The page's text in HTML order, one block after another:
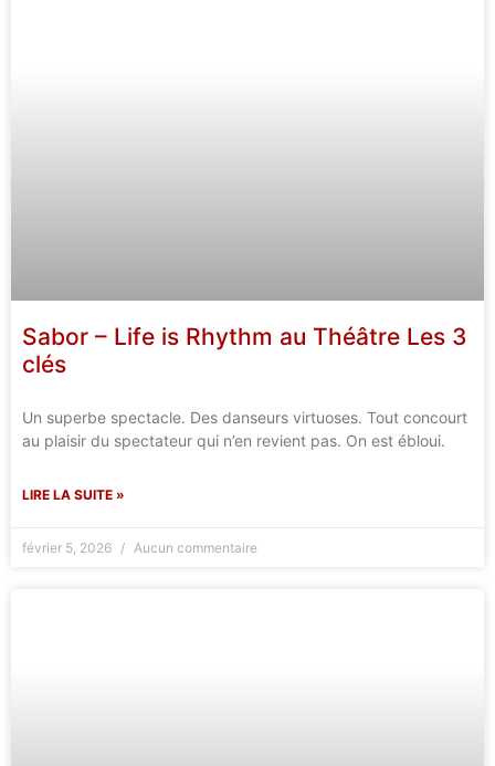
Sabor – Life is Rhythm au Théâtre Les 3
clés
Un superbe spectacle. Des danseurs virtuoses. Tout concourt
au plaisir du spectateur qui n’en revient pas. On est ébloui.
LIRE LA SUITE »
février 5, 2026 Aucun commentaire